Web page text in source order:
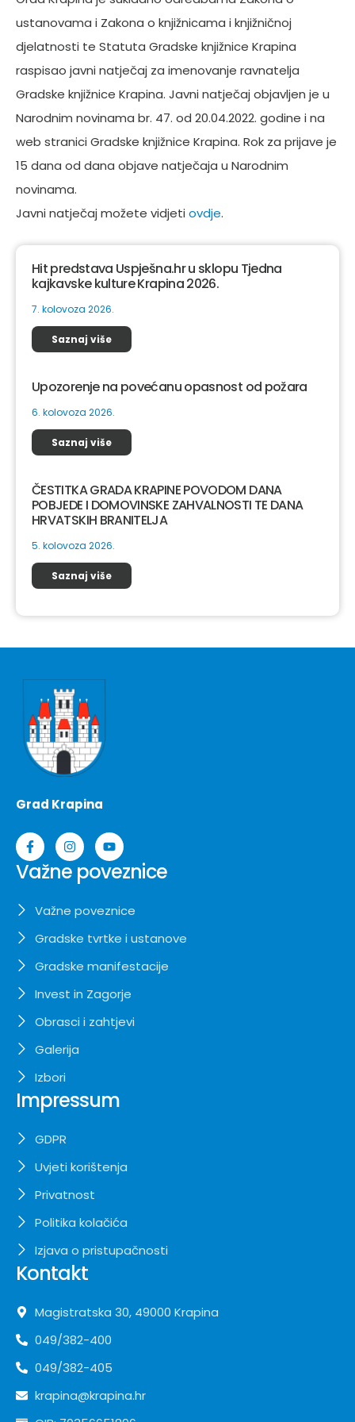
ustanovama i Zakona o knjižnicama i knjižničnoj
djelatnosti te Statuta Gradske knjižnice Krapina
raspisao javni natječaj za imenovanje ravnatelja
Gradske knjižnice Krapina. Javni natječaj objavljen je u
Narodnim novinama br. 47. od 20.04.2022. godine i na
web stranici Gradske knjižnice Krapina. Rok za prijave je
15 dana od dana objave natječaja u Narodnim
novinama.
Javni natječaj možete vidjeti ovdje.
Hit predstava Uspješna.hr u sklopu Tjedna
kajkavske kulture Krapina 2026.
7. kolovoza 2026.
Saznaj više
Upozorenje na povećanu opasnost od požara
6. kolovoza 2026.
Saznaj više
ČESTITKA GRADA KRAPINE POVODOM DANA
POBJEDE I DOMOVINSKE ZAHVALNOSTI TE DANA
HRVATSKIH BRANITELJA
5. kolovoza 2026.
Saznaj više
Grad Krapina
Važne poveznice
Važne poveznice
Gradske tvrtke i ustanove
Gradske manifestacije
Invest in Zagorje
Obrasci i zahtjevi
Galerija
Izbori
Impressum
GDPR
Uvjeti korištenja
Privatnost
Politika kolačića
Izjava o pristupačnosti
Kontakt
Magistratska 30, 49000 Krapina
049/382-400
049/382-405
krapina@krapina.hr